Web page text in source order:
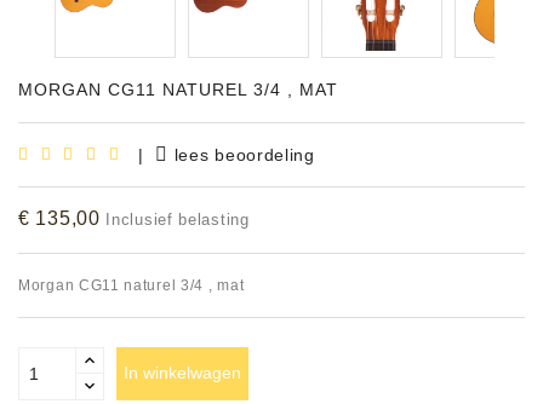
Shop
Bladmuziek
Accessoires
MODELLEN
OPRUIMING
MORGAN CG11 NATUREL 3/4 , MAT
| lees beoordeling
€ 135,00 Inclusief belasting
Morgan CG11 naturel 3/4 , mat
In winkelwagen